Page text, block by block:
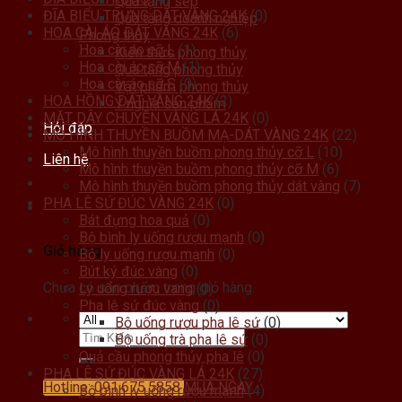
Quà tặng doanh nghiệp
Phong thủy
Kiến thức phong thủy
Quà tặng phong thủy
Vật phẩm phong thủy
Ý nghĩa sản phẩm
Hỏi đáp
Liên hệ
Giỏ hàng
Chưa có sản phẩm trong giỏ hàng.
Hotline: 091.675.5858 MUA NGAY
ĐĨA BIỂU TRƯNG DÁT VÀNG 24K (0)
HOA CÀI ÁO DÁT VÀNG 24K (6)
Hoa cài áo cỡ L (1)
Hoa cài áo cỡ M (1)
Hoa cài áo cỡ S (0)
HOA HỒNG DÁT VÀNG 24K (2)
MẶT DÂY CHUYỀN VÀNG LÁ 24K (0)
MÔ HÌNH THUYỀN BUỒM MẠ-DÁT VÀNG 24K (22)
Mô hình thuyền buồm phong thủy cỡ L (10)
Mô hình thuyền buồm phong thủy cỡ M (6)
Mô hình thuyền buồm phong thủy dát vàng (7)
PHA LÊ SỨ ĐÚC VÀNG 24K (0)
Bát đựng hoa quả (0)
Bộ bình ly uống rượu mạnh (0)
Bộ ly uống rượu mạnh (0)
Bút ký đúc vàng (0)
Ly uống rượu vang (0)
Pha lê sứ đúc vàng (0)
Bộ uống rượu pha lê sứ (0)
Bộ uống trà pha lê sứ (0)
Quả cầu phong thủy pha lê (0)
PHA LÊ SỨ ĐÚC VÀNG LÁ 24K (27)
Bộ bình ly uống rượu mạnh (4)